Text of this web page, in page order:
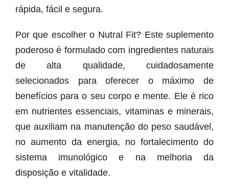
rápida, fácil e segura.
Por que escolher o Nutral Fit? Este suplemento
poderoso é formulado com ingredientes naturais
de alta qualidade, cuidadosamente
selecionados para oferecer o máximo de
benefícios para o seu corpo e mente. Ele é rico
em nutrientes essenciais, vitaminas e minerais,
que auxiliam na manutenção do peso saudável,
no aumento da energia, no fortalecimento do
sistema imunológico e na melhoria da
disposição e vitalidade.